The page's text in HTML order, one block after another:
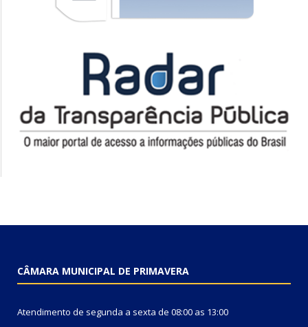
CÂMARA MUNICIPAL DE PRIMAVERA
Atendimento de segunda a sexta de 08:00 as 13:00